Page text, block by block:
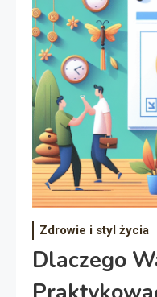
Zdrowie i styl życia
Dlaczego